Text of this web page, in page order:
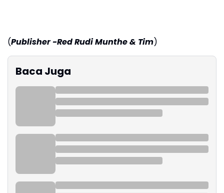
(Publisher -RedRudi Munthe & Tim)
Baca Juga